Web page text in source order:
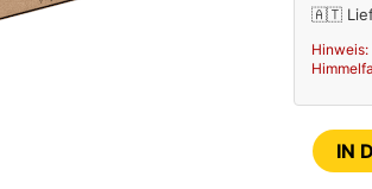
🇦🇹
IN